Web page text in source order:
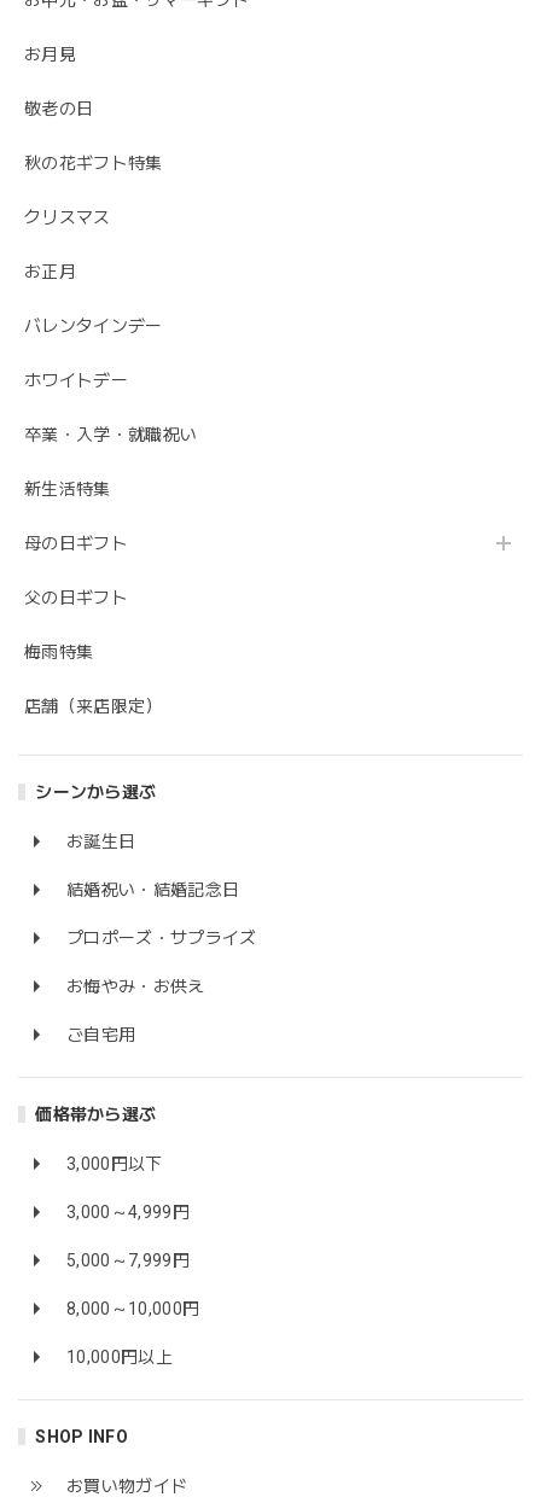
お月見
敬老の日
秋の花ギフト特集
クリスマス
お正月
バレンタインデー
ホワイトデー
卒業・入学・就職祝い
新生活特集
母の日ギフト
父の日ギフト
梅雨特集
店舗（来店限定）
シーンから選ぶ
お誕生日
結婚祝い・結婚記念日
プロポーズ・サプライズ
お悔やみ・お供え
ご自宅用
価格帯から選ぶ
3,000円以下
3,000～4,999円
5,000～7,999円
8,000～10,000円
10,000円以上
SHOP INFO
お買い物ガイド
先方さんがお洒落なお花だと喜んでくれました。 ありがと